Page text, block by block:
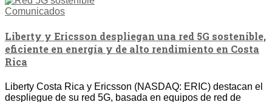
Comunicados
Liberty y Ericsson despliegan una red 5G sostenible,
eficiente en energía y de alto rendimiento en Costa
Rica
Liberty Costa Rica y Ericsson (NASDAQ: ERIC) destacan el
despliegue de su red 5G, basada en equipos de red de